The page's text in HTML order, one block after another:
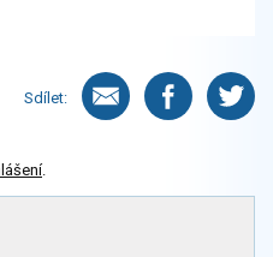
Sdílet:
.